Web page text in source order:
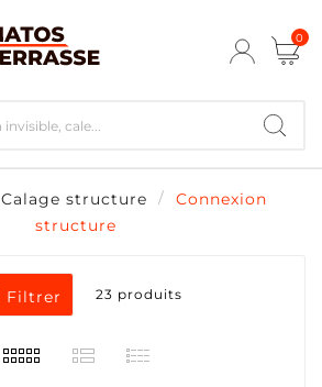
0
Calage structure
Connexion
structure
Filtrer 23 produits